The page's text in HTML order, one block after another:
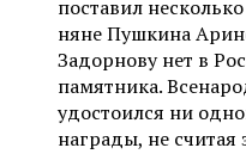
поставил
няне Пушкина
Задорнову нет в
памятника.
удостоился ни
награды, не считая